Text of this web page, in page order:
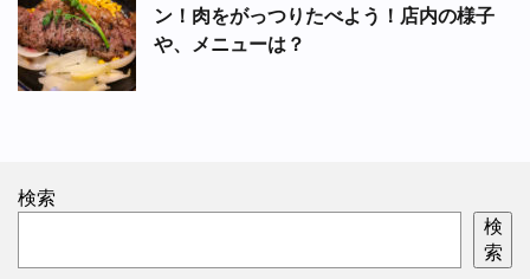
ン！肉をがっつりたべよう！店内の様子
や、メニューは？
検索
検
索